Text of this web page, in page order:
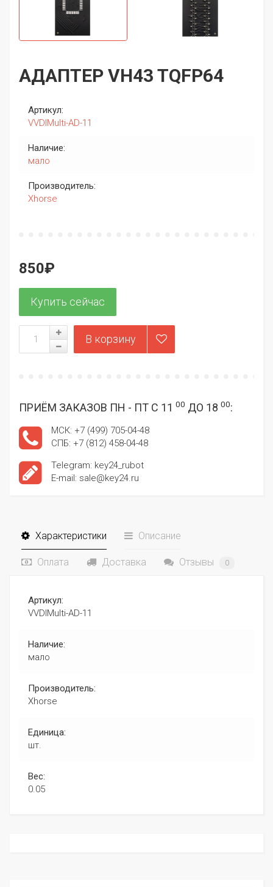
АДАПТЕР VH43 TQFP64
Артикул:
VVDIMulti-AD-11
Наличие:
мало
Производитель:
Xhorse
850₽
ПРИЁМ ЗАКАЗОВ ПН - ПТ С 11 00 ДО 18 00:
МСК: +7 (499) 705-04-48
СПБ: +7 (812) 458-04-48
Telegram: key24_rubot
E-mail: sale@key24.ru
Характеристики Описание
Оплата Доставка Отзывы 0
Артикул:
VVDIMulti-AD-11
Наличие:
мало
Производитель:
Xhorse
Единица:
шт.
Вес:
0.05